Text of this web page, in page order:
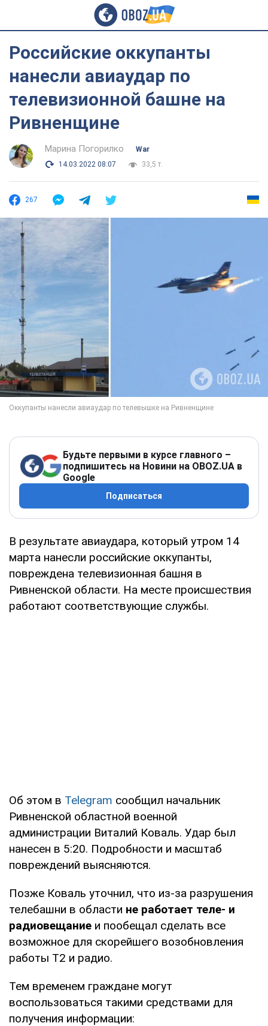
Российские оккупанты
нанесли авиаудар по
телевизионной башне на
Ривненщине
Марина Погорилко
War
14.03.2022 08:07
33,5 т.
267
Будьте первыми в курсе главного –
подпишитесь на Новини на OBOZ.UA в
Google
Подписаться
В результате авиаудара, который утром 14
марта нанесли российские оккупанты,
повреждена телевизионная башня в
Ривненской области. На месте происшествия
работают соответствующие службы.
Об этом в Telegram сообщил начальник
Ривненской областной военной
администрации Виталий Коваль. Удар был
нанесен в 5:20. Подробности и масштаб
повреждений выясняются.
Позже Коваль уточнил, что из-за разрушения
телебашни в области не работает теле- и
радиовещание и пообещал сделать все
возможное для скорейшего возобновления
работы Т2 и радио.
Тем временем граждане могут
воспользоваться такими средствами для
получения информации: